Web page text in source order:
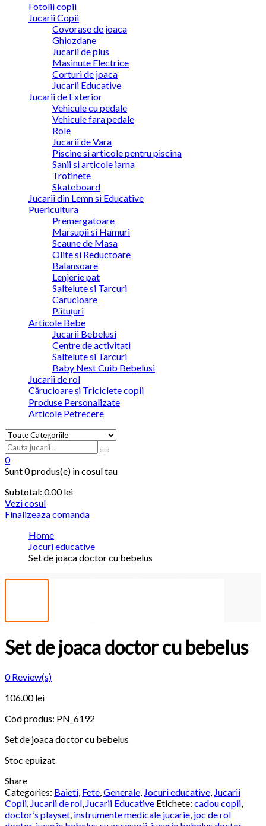
Fotolii copii
Jucarii Copii
Covorase de joaca
Ghiozdane
Jucarii de plus
Masinute Electrice
Corturi de joaca
Jucarii Educative
Jucarii de Exterior
Vehicule cu pedale
Vehicule fara pedale
Role
Jucarii de Vara
Piscine si articole pentru piscina
Sanii si articole iarna
Trotinete
Skateboard
Jucarii din Lemn si Educative
Puericultura
Premergatoare
Marsupii si Hamuri
Scaune de Masa
Olite si Reductoare
Balansoare
Lenjerie pat
Saltelute si Tarcuri
Carucioare
Pătuțuri
Articole Bebe
Jucarii Bebelusi
Centre de activitati
Saltelute si Tarcuri
Baby Nest Cuib Bebelusi
Jucarii de rol
Cărucioare și Triciclete copii
Produse Personalizate
Articole Petrecere
0
Sunt0 produs(e) in cosul tau
Subtotal: 0.00lei
Vezi cosul
Finalizeaza comanda
Home
Jocuri educative
Set de joaca doctor cu bebelus
Set de joaca doctor cu bebelus
0Review(s)
106.00lei
Cod produs: PN_6192
Set de joaca doctor cu bebelus
Stoc epuizat
Share
Categories: Baieti, Fete,Generale, Jocuri educative, Jucarii
Copii, Jucarii de rol, Jucarii Educative Etichete: cadou copii,
doctor’s playset, instrumente medicale jucarie, joc de rol